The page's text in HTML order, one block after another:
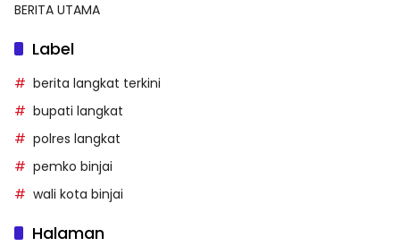
BERITA UTAMA
Label
berita langkat terkini
bupati langkat
polres langkat
pemko binjai
wali kota binjai
Halaman